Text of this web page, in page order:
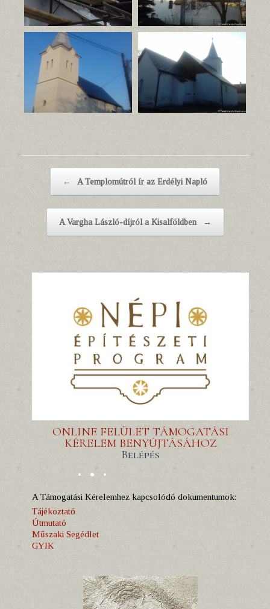
←
A Templomútról ír az Erdélyi Napló
A Vargha László-díjról a Kisalföldben →
ONLINE FELÜLET TÁMOGATÁSI
KÉRELEM BENYÚJTÁSÁHOZ
Belépés
A Támogatási Kérelemhez kapcsolódó dokumentumok:
Tájékoztató
Útmutató
Műszaki Segédlet
GYIK